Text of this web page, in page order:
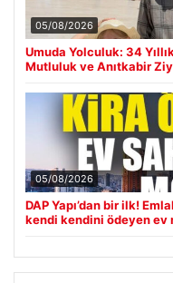
05/08/2026
Umuda Yolculuk: 34
Mutluluk ve Anıtkabir
05/08/2026
DAP Yapı’dan bir ilk!
kendi kendini ödeyen ev